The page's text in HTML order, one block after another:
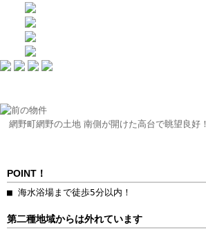
網野町網野の土地 南側が開けた高台で眺望良好！
POINT！
■ 海水浴場まで徒歩5分以内！
第二種地域からは外れています